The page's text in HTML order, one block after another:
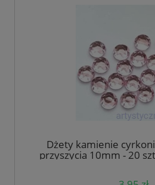
Dżety kamienie
przyszycia 10mm - 20